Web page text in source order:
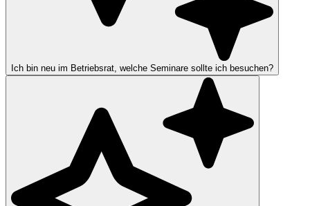
Ich bin neu im Betriebsrat, welche Seminare sollte ich besuchen?